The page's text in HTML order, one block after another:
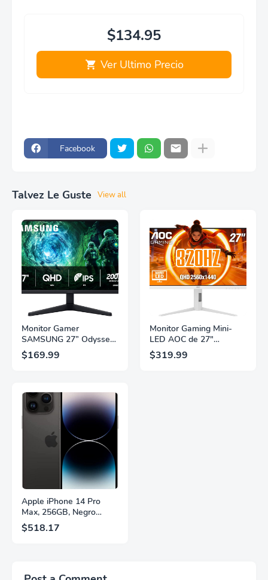
$134.95
Ver Ultimo Precio
Facebook
Talvez Le Guste View all
Monitor Gamer
SAMSUNG 27” Odyssey
G5 G53F con Resolución
QHD, HDR10,
Panel IPS, AMD
FreeSync™ Premium,
Ecualizador Negro,
Cambio Automático de
Fuente,
LS27FG532ENXZA
$169.99
Monitor Gaming Mini-
LED AOC de 27"
Pulgadas, QHD
2560×1440, 320Hz, 1ms
$319.99
Apple iPhone 14 Pro
Max, 256GB, Negro
Espacial - Desbloqueado
(Renovado)
$518.17